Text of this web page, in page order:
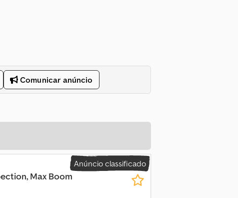
Comunicar anúncio
Anúncio classificado
Max Boom